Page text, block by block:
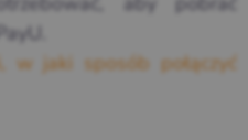
w jaki sposób połączyć